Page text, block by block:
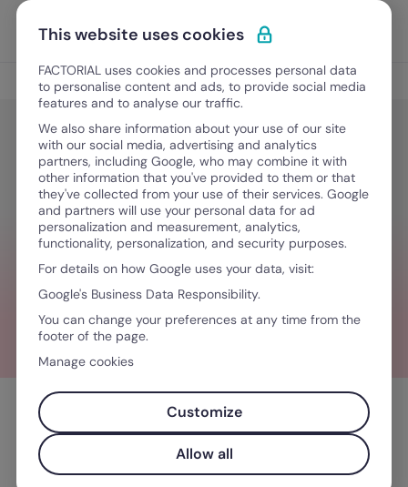
Ir al contenido
Pedir una demo
Leyes Laborales
Leyes Laborales
Renuncia laboral en Argentina:
cómo gestionar los aspectos
legales
April 24, 2023·10 minutos de lectura
Tabla de contenidos
This website uses cookies
FACTORIAL uses cookies and processes personal data
to personalise content and ads, to provide social media
features and to analyse our traffic.
We also share information about your use of our site
with our social media, advertising and analytics
partners, including Google, who may combine it with
other information that you've provided to them or that
they've collected from your use of their services. Google
and partners will use your personal data for ad
personalization and measurement, analytics,
functionality, personalization, and security purposes.
For details on how Google uses your data, visit:
Google's Business Data Responsibility.
You can change your preferences at any time from the
footer of the page.
Manage cookies
Customize
Allow all